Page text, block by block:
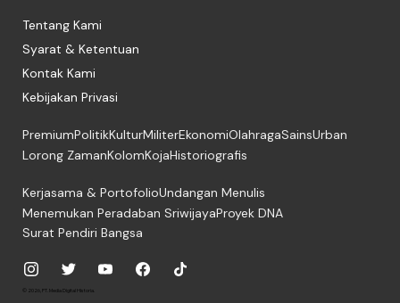
Tentang Kami
Syarat & Ketentuan
Kontak Kami
Kebijakan Privasi
PremiumPolitikKulturMiliterEkonomiOlahragaSainsUrban
Lorong ZamanKolomKojaHistoriografis
Kerjasama & PortofolioUndangan Menulis
Menemukan Peradaban SriwijayaProyek DNA
Surat Pendiri Bangsa
© 2026, PT. Media Digital Historia.